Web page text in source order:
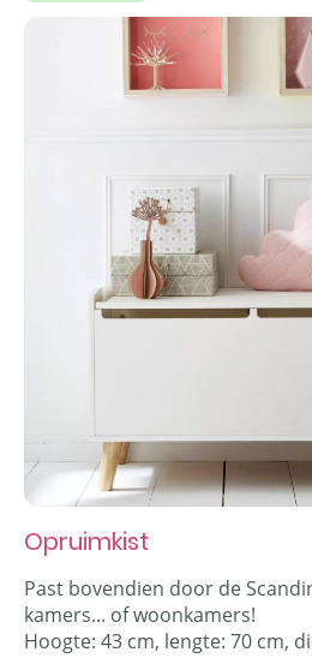
Opruimkist
Past bovendien door de
kamers... of woonkamers!
Hoogte: 43 cm, lengte: 70 cm,